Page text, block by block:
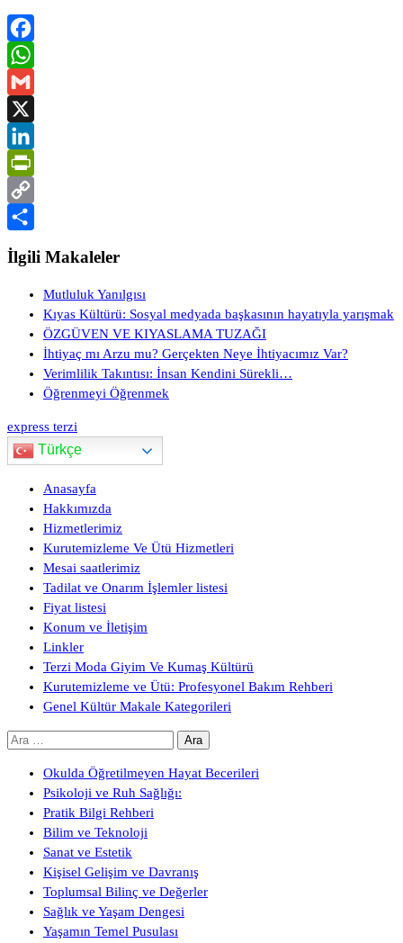
Facebook
WhatsApp
Gmail
X
LinkedIn
PrintFriendly
Copy
Link
Share
İlgili Makaleler
Mutluluk Yanılgısı
Kıyas Kültürü: Sosyal medyada başkasının hayatıyla yarışmak
ÖZGÜVEN VE KIYASLAMA TUZAĞI
İhtiyaç mı Arzu mu? Gerçekten Neye İhtiyacımız Var?
Verimlilik Takıntısı: İnsan Kendini Sürekli…
Öğrenmeyi Öğrenmek
express terzi
Türkçe
Anasayfa
Hakkımızda
Hizmetlerimiz
Kurutemizleme Ve Ütü Hizmetleri
Mesai saatlerimiz
Tadilat ve Onarım İşlemler listesi
Fiyat listesi
Konum ve İletişim
Linkler
Terzi Moda Giyim Ve Kumaş Kültürü
Kurutemizleme ve Ütü: Profesyonel Bakım Rehberi
Genel Kültür Makale Kategorileri
Arama:
Okulda Öğretilmeyen Hayat Becerileri
Psikoloji ve Ruh Sağlığı:
Pratik Bilgi Rehberi
Bilim ve Teknoloji
Sanat ve Estetik
Kişisel Gelişim ve Davranış
Toplumsal Bilinç ve Değerler
Sağlık ve Yaşam Dengesi
Yaşamın Temel Pusulası